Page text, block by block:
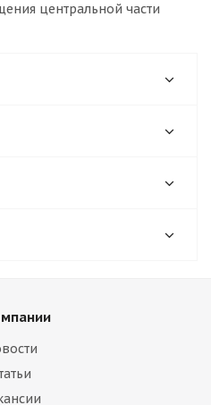
центральной части